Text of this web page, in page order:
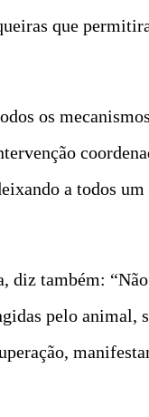
que
os
a todos
também:
pelo animal,